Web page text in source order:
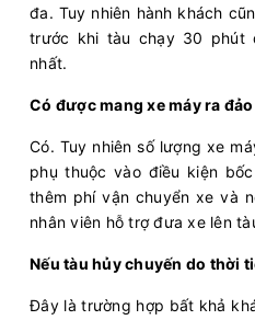
đa. Tuy nhiên hành khách
trước khi tàu chạy 30 phút
nhất.
Có được mang xe máy ra
Có. Tuy nhiên số lượng xe
phụ thuộc vào điều kiện
thêm phí vận chuyển xe và
nhân viên hỗ trợ đưa xe lên
Nếu tàu hủy chuyến do thời
Đây là trường hợp bất khả